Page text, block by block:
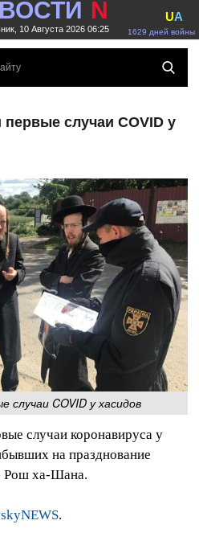
N
10 Августа 2026 06:25 1629 дней войны
UA
случаи COVID у
случаи COVID у хасидов
случаи коронавируса у
на празднование
Рош ха-Шана.
.